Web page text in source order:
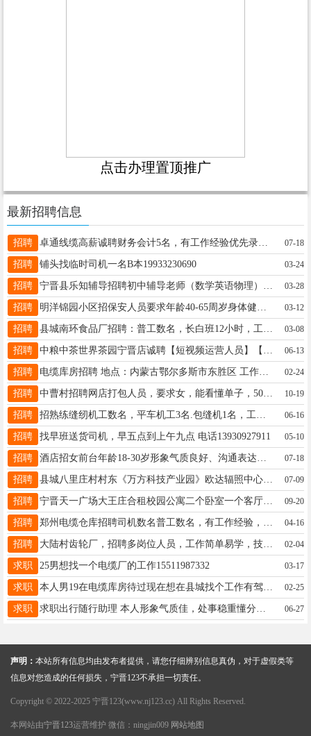
点击办理置顶推广
最新招聘信息
招聘 卓通线缆高薪诚聘财务会计5名，有工作经验优先录用，地址唐邱镇双井村，有意者电联15832997986 07-18
招聘 铺头找临时司机一名B本19933230690 03-24
招聘 03-28
招聘 03-12
招聘 03-08
招聘 06-13
招聘 电缆库房招聘 地点：内蒙古鄂尔多斯市东胜区 工作内容：需要熟练驾驶叉车平时开3米小货车和面包车送货。 电话： 16647793800 工资面议 02-24
招聘 中曹村招聘网店打包人员，要求女，能看懂单子，50岁以下，一天工作八个小时，只上白班，联系客服，15200165275 10-19
招聘 06-16
招聘 找早班送货司机，早五点到上午九点 电话13930927911 05-10
招聘 07-18
招聘 县城八里庄村村东《万方科技产业园》欧达辐照中心，现招操作工若干名，年龄30—45周岁要求高中以上学历身体健康,有在电缆厂或晶龙经历的优先录取。工资面议。电话：李厂长17731930569 07-09
招聘 宁晋天一广场大王庄合租校园公寓二个卧室一个客厅有租房的来看看保持卫生联系电话19333971395 09-20
招聘 04-16
招聘 大陆村齿轮厂，招聘多岗位人员，工作简单易学，技术岗带薪培训。需30至55岁以内，薪资6000-12000，多种福利待遇、社保。电话19103399867 02-04
求职 25男想找一个电缆厂的工作15511987332 03-17
求职 02-25
求职 求职出行随行助理 本人形象气质佳，处事稳重懂分寸 长短途出差均可接单，时间灵活服从安排 协助行程打理、日常陪同事务 收费：当日往返200元/天，留宿300元/天 联系方式微18931928302 06-27
声明： 本站所有信息均由发布者提供，请您仔细辨别信息真伪，对于虚假类等
信息对您造成的任何损失，宁晋123不承担一切责任。
Copyright © 2022-2025 宁晋123(www.nj123.cc) All Rights Reserved.
本网站由宁晋123运营维护 微信：ningjin009 网站地图